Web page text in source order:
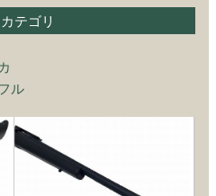
テゴリ
ル